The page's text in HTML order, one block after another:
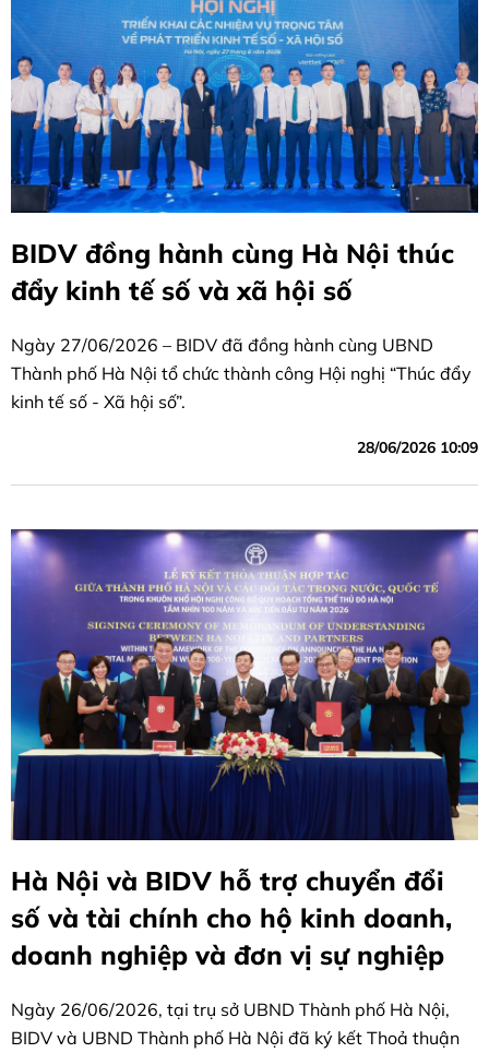
BIDV đồng hành cùng Hà Nội thúc
đẩy kinh tế số và xã hội số
Ngày 27/06/2026 – BIDV đã đồng hành cùng UBND
Thành phố Hà Nội tổ chức thành công Hội nghị “Thúc đẩy
kinh tế số - Xã hội số”.
28/06/2026 10:09
Hà Nội và BIDV hỗ trợ chuyển đổi
số và tài chính cho hộ kinh doanh,
doanh nghiệp và đơn vị sự nghiệp
Ngày 26/06/2026, tại trụ sở UBND Thành phố Hà Nội,
BIDV và UBND Thành phố Hà Nội đã ký kết Thoả thuận